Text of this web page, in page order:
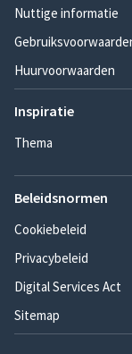
Nuttige informatie
Huurvoorwaarden
Inspiratie
Thema
Beleidsnormen
Cookiebeleid
Privacybeleid
Digital Services Act
Sitemap